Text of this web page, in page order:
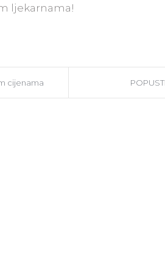
ljekarnama!
cijenama